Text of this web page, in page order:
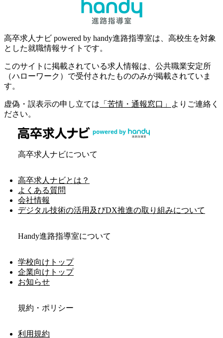
高卒求人ナビ powered by handy進路指導室は、高校生を対象
とした就職情報サイトです。
このサイトに掲載されている求人情報は、公共職業安定所
（ハローワーク）で受付されたもののみが掲載されていま
す。
虚偽・誤表示の申し立ては 「苦情・通報窓口」
よりご連絡く
ださい。
高卒求人ナビについて
高卒求人ナビとは？
よくある質問
会社情報
デジタル技術の活用及びDX推進の取り組みについて
Handy進路指導室について
学校向けトップ
企業向けトップ
お知らせ
規約・ポリシー
利用規約